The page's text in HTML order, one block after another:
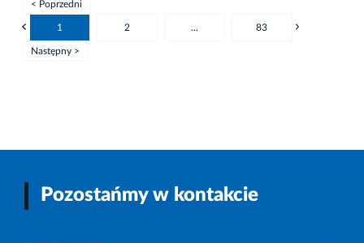
< Poprzedni
1 2 ... 83
Następny >
Pozostańmy w kontakcie